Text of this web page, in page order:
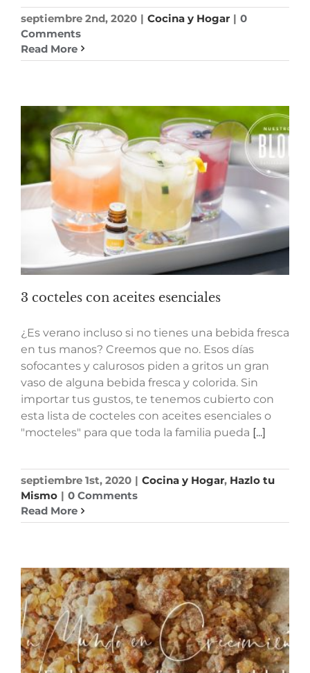
septiembre 2nd, 2020 | Cocina y Hogar | 0
Comments
Read More
3 cocteles con aceites esenciales
¿Es verano incluso si no tienes una bebida fresca
en tus manos? Creemos que no. Esos días
sofocantes y calurosos piden a gritos un gran
vaso de alguna bebida fresca y colorida. Sin
importar tus gustos, te tenemos cubierto con
esta lista de cocteles con aceites esenciales o
"mocteles" para que toda la familia pueda [...]
septiembre 1st, 2020 | Cocina y Hogar, Hazlo tu
Mismo | 0 Comments
Read More